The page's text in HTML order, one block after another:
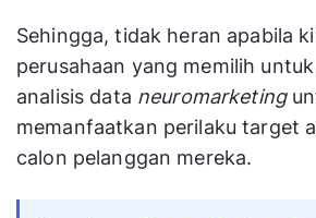
Sehingga, tidak heran apabila
perusahaan yang memilih
analisis data neuromarketing
memanfaatkan perilaku target
calon pelanggan mereka.